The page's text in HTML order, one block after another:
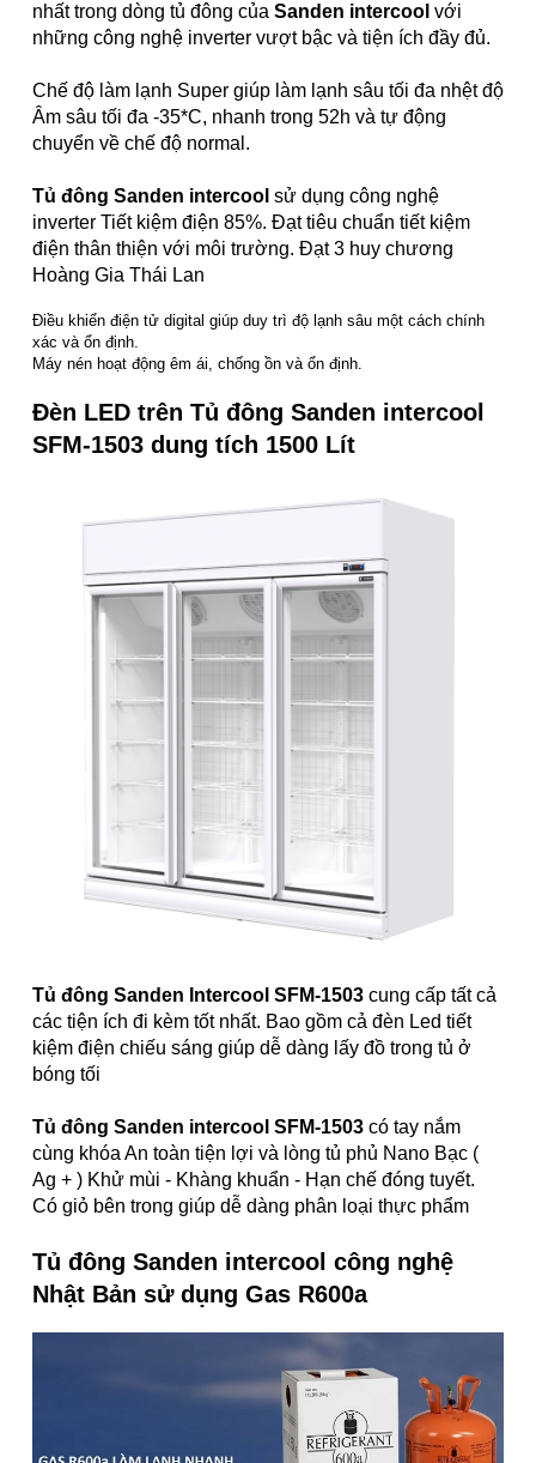
nhất trong dòng tủ đông của Sanden intercool với
những công nghệ inverter vượt bậc và tiện ích đầy đủ.
Chế độ làm lạnh Super giúp làm lạnh sâu tối đa nhệt độ
Âm sâu tối đa -35*C, nhanh trong 52h và tự động
chuyển về chế độ normal.
Tủ đông Sanden intercool sử dụng công nghệ
inverter Tiết kiệm điện 85%. Đạt tiêu chuẩn tiết kiệm
điện thân thiện với môi trường. Đạt 3 huy chương
Hoàng Gia Thái Lan
Điều khiển điện tử digital giúp duy trì độ lạnh sâu một cách chính
xác và ổn định.
Máy nén hoạt động êm ái, chống ồn và ổn định.
Đèn LED trên Tủ đông Sanden intercool
SFM-1503 dung tích 1500 Lít
Tủ đông Sanden Intercool SFM-1503 cung cấp tất cả
các tiện ích đi kèm tốt nhất. Bao gồm cả đèn Led tiết
kiệm điện chiếu sáng giúp dễ dàng lấy đồ trong tủ ở
bóng tối
Tủ đông Sanden intercool SFM-1503 có tay nắm
cùng khóa An toàn tiện lợi và lòng tủ phủ Nano Bạc (
Ag + ) Khử mùi - Khàng khuẩn - Hạn chế đóng tuyết.
Có giỏ bên trong giúp dễ dàng phân loại thực phẩm
Tủ đông Sanden intercool công nghệ
Nhật Bản sử dụng Gas R600a